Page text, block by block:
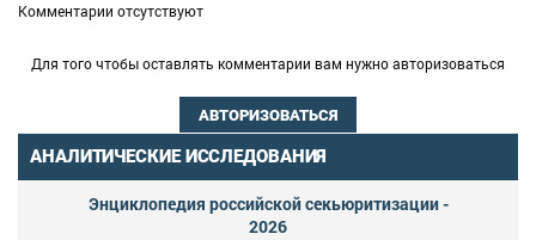
Комментарии отсутствуют
Для того чтобы оставлять комментарии вам нужно авторизоваться
АВТОРИЗОВАТЬСЯ
АНАЛИТИЧЕСКИЕ ИССЛЕДОВАНИЯ
Энциклопедия российской секьюритизации -
2026